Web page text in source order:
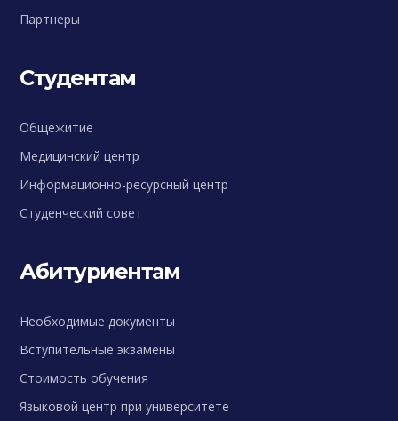
Партнеры
Студентам
Общежитие
Медицинский центр
Информационно-ресурсный центр
Студенческий совет
Абитуриентам
Необходимые документы
Вступительные экзамены
Стоимость обучения
Языковой центр при университете